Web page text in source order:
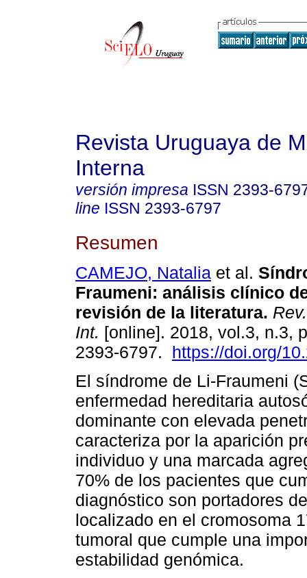
Revista Uruguaya de
Interna
versión impresa ISSN 2393-
line ISSN 2393-6797
Resumen
CAMEJO, Natalia et al.
Fraumeni: análisis clínico
revisión de la literatura.
Int. [online]. 2018, vol.3, n.3,
2393-6797. https://doi.org/
El síndrome de Li-Fraumeni
enfermedad hereditaria
dominante con elevada
caracteriza por la aparición
individuo y una marcada
70% de los pacientes que
diagnóstico son portadores
localizado en el cromosoma
tumoral que cumple una
estabilidad genómica.